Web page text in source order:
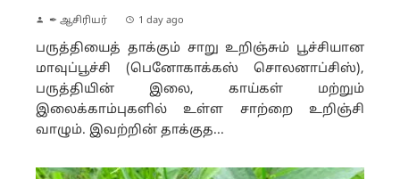
✒ ஆசிரியர் 1 day ago
பருத்தியைத் தாக்கும் சாறு உறிஞ்சும் பூச்சியான
மாவுப்பூச்சி (பெனோகாக்கஸ் சொலனாப்சிஸ்),
பருத்தியின் இலை, காய்கள் மற்றும்
இலைக்காம்புகளில் உள்ள சாற்றை உறிஞ்சி
வாழும். இவற்றின் தாக்குத...